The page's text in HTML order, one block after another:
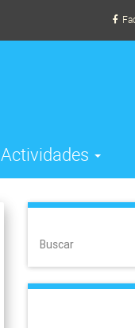
Actividades
Buscar